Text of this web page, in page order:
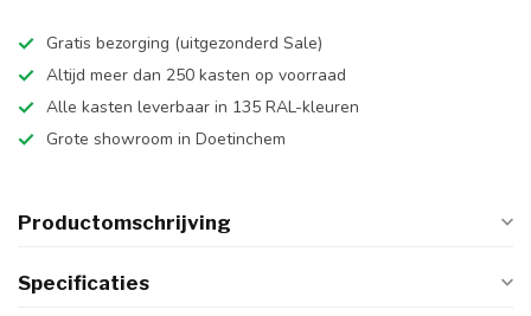
Gratis bezorging (uitgezonderd Sale)
Altijd meer dan 250 kasten op voorraad
Alle kasten leverbaar in 135 RAL-kleuren
Grote showroom in Doetinchem
Productomschrijving
Specificaties